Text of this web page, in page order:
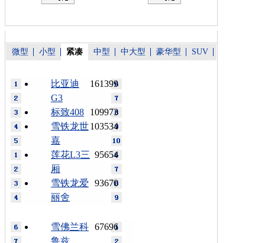
微型 小型 紧凑 中型 中大型 豪华型 SUV
161399
比亚迪
G3
109973
标致408
103534
雪铁龙世
嘉
95654
莲花L3三
厢
93670
雪铁龙爱
丽舍
67696
雪佛兰科